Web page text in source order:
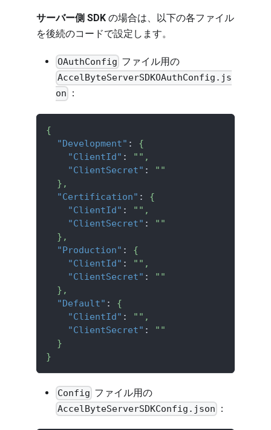
サーバー側 SDK の場合は、以下の各ファイル
を後続のコードで設定します。
OAuthConfig ファイル用の
AccelByteServerSDKOAuthConfig.js
on
：
{
"Development" :
{
"ClientId" : "" ,
"ClientSecret" :
""
} ,
"Certification" :
{
"ClientId" : "" ,
"ClientSecret" :
""
} ,
"Production" :
{
"ClientId" : "" ,
"ClientSecret" :
""
} ,
"Default" :
{
"ClientId" : "" ,
"ClientSecret" :
""
}
}
Config ファイル用の
AccelByteServerSDKConfig.json ：